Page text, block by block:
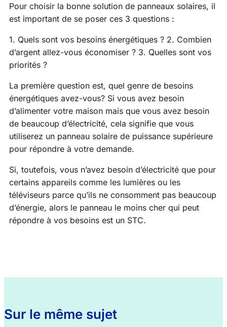
Pour choisir la bonne solution de panneaux solaires, il
est important de se poser ces 3 questions :
1. Quels sont vos besoins énergétiques ? 2. Combien
d’argent allez-vous économiser ? 3. Quelles sont vos
priorités ?
La première question est, quel genre de besoins
énergétiques avez-vous? Si vous avez besoin
d’alimenter votre maison mais que vous avez besoin
de beaucoup d’électricité, cela signifie que vous
utiliserez un panneau solaire de puissance supérieure
pour répondre à votre demande.
Si, toutefois, vous n’avez besoin d’électricité que pour
certains appareils comme les lumières ou les
téléviseurs parce qu’ils ne consomment pas beaucoup
d’énergie, alors le panneau le moins cher qui peut
répondre à vos besoins est un STC.
Sur le même sujet